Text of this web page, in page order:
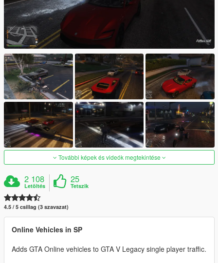
További képek és videók megtekintése
2 108
Letöltés
25
Tetszik
4.5 / 5 csillag (3 szavazat)
Online Vehicles in SP
Adds GTA Online vehicles to GTA V Legacy single player traffic.